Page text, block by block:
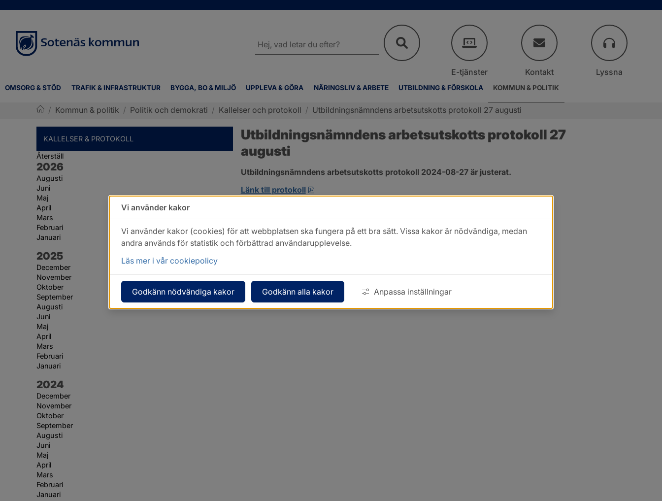
OMSORG & STÖD TRAFIK & INFRASTRUKTUR BYGGA, BO & MILJÖ UPPLEVA & GÖRA NÄRINGSLIV & ARBETE UTBILDNING & FÖRSKOLA KOMMUN & POLITIK
webbplatsen
E-tjänster Kontakt Lyssna
/ Kommun & politik / Politik och demokrati / Kallelser och protokoll / Utbildningsnämndens arbetsutskotts protokoll 27 augusti
KALLELSER & PROTOKOLL
Återställ
År:
2026
Augusti
Juni
Maj
April
Mars
Februari
Januari
År:
2025
December
November
Oktober
September
Augusti
Juni
Maj
April
Mars
Februari
Januari
År:
2024
December
November
Oktober
September
Augusti
Juni
Maj
April
Mars
Februari
Januari
Utbildningsnämndens arbetsutskotts protokoll 27
augusti
Utbildningsnämndens arbetsutskotts protokoll 2024-08-27 är justerat.
Länk till protokoll
pdf, 172.8 kB, öppnas i nytt fönster.
Vi använder kakor
Vi använder kakor (cookies) för att webbplatsen ska fungera på ett bra sätt. Vissa kakor är nödvändiga, medan
andra används för statistik och förbättrad användarupplevelse.
Läs mer i vår cookiepolicy
Godkänn nödvändiga kakor Godkänn alla kakor Anpassa inställningar